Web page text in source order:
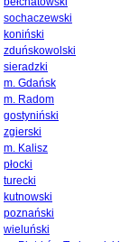
sochaczewski
koniński
zduńskowolski
sieradzki
m. Gdańsk
m. Radom
gostyniński
zgierski
m. Kalisz
płocki
turecki
kutnowski
poznański
wieluński